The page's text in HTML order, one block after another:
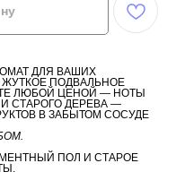
ДЛЯ ВАШИХ
ПОДВАЛЬНОЕ
ЛЮБОЙ ЦЕНОЙ — НОТЫ
СТАРОГО ДЕРЕВА —
В ЗАБЫТОМ СОСУДЕ
ПОЛ И СТАРОЕ